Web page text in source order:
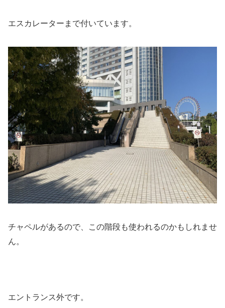
エスカレーターまで付いています。
チャペルがあるので、この階段も使われるのかもしれませ
ん。
エントランス外です。